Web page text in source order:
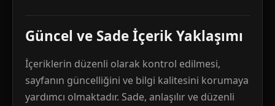
Güncel ve Sade İçerik Yaklaşımı
İçeriklerin düzenli olarak kontrol edilmesi,
sayfanın güncelliğini ve bilgi kalitesini korumaya
yardımcı olmaktadır. Sade, anlaşılır ve düzenli